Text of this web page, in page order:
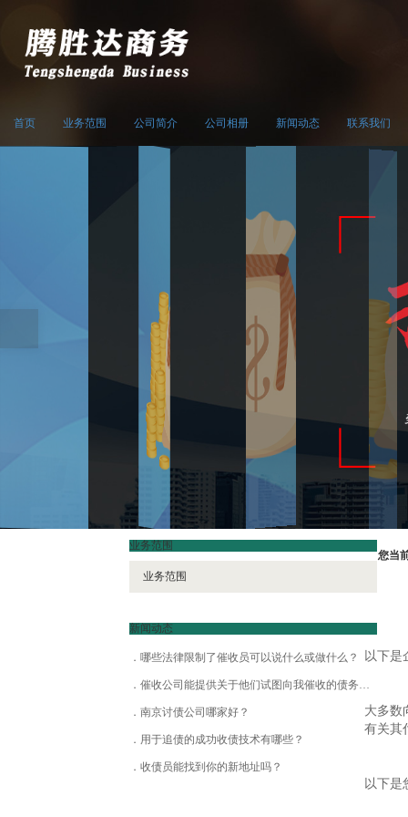
首页 业务范围 公司简介 公司相册 新闻动态 联系我们
您当
以下是
大多数
有关其
以下是
业务范围
业务范围
新闻动态
哪些法律限制了催收员可以说什么或做什么？
催收公司能提供关于他们试图向我催收的债务的哪些信息？
南京讨债公司哪家好？
用于追债的成功收债技术有哪些？
收债员能找到你的新地址吗？